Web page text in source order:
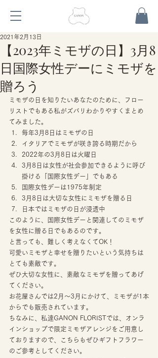
【2023年ミモザの日】3月8
日国際女性デーにミモザを
贈ろう
2021年2月13日
ミモザの日を知りたいあなたのために、フロー
リストでもある私がズバリわかりやすくまとめ
てみました。
毎年3月8日はミモザの日
イタリアでミモザが咲き誇る時期だから
2022年の3月8日は火曜日
3月8日は女性が社会参加できるように呼び
掛ける「国際女性デー」でもある
国際女性デーは1975年制定
3月8日は大切な女性にミモザを贈る日
日本ではミモザの日が浸透中
このように、国際女性デーと関連してのミモザ
を女性に贈る日でもあるのです。
と言っても、難しく考えなくてOK！
可愛いミモザと幸せを贈りたいという気持ちは
とても素敵です。
ぜひ大切な女性に、素敵なミモザを贈ってあげ
てください。
お花屋さんでは2月～3月にかけて、ミモザが1本
からでも販売されています。
ちなみに、私達GANON FLORISTでは、オンラ
インショップで限定ミモザアレンジをご用意し
ておりますので、こちらもぜひギフトフラワー
のご参考としてください。